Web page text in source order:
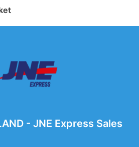
- JNE Express Sales